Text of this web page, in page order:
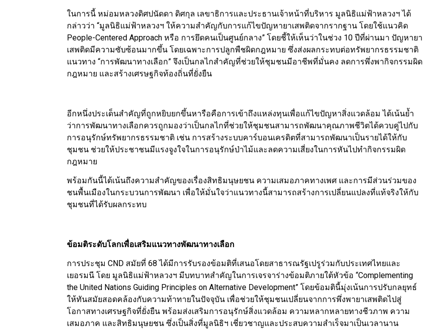
ในการนี้ หม่อมหลวงดิศปนัดดา ดิศกุล เลขาธิการและประธานเจ้าหน้าที่บริหาร มูลนิธิแม่ฟ้าหลวงฯ ได้
กล่าวว่า “มูลนิธิแม่ฟ้าหลวงฯ ให้ความสำคัญกับการแก้ไขปัญหายาเสพติดจากรากฐาน โดยใช้แนวคิด
People-Centered Approach หรือ การยึดคนเป็นศูนย์กลาง” โดยชี้ให้เห็นว่าในช่วง 10 ปีที่ผ่านมา ปัญหายา
เสพติดมีความซับซ้อนมากขึ้น โดยเฉพาะการปลูกพืชผิดกฎหมาย ซึ่งส่งผลกระทบต่อทรัพยากรธรรมชาติ
แนวทาง “การพัฒนาทางเลือก” จึงเป็นกลไกสำคัญที่ช่วยให้ชุมชนมีอาชีพที่มั่นคง ลดการพึ่งพากิจกรรมผิด
กฎหมาย และสร้างเศรษฐกิจท้องถิ่นที่ยั่งยืน
อีกหนึ่งประเด็นสำคัญที่ถูกหยิบยกขึ้นหารือคือการเข้าถึงแหล่งทุนเพื่อแก้ไขปัญหาสิ่งแวดล้อม ได้เน้นย้ำ
ว่าการพัฒนาทางเลือกควรถูกมองว่าเป็นกลไกที่ช่วยให้ชุมชนสามารถพัฒนาคุณภาพชีวิตได้ควบคู่ไปกับ
การอนุรักษ์ทรัพยากรธรรมชาติ เช่น การสร้างระบบคาร์บอนเครดิตที่สามารถพัฒนาเป็นรายได้ให้กับ
ชุมชน ช่วยให้ประชาชนมีแรงจูงใจในการอนุรักษ์ป่าไม้และลดความเสี่ยงในการหันไปทำกิจกรรมผิด
กฎหมาย
พร้อมกันนี้ได้เน้นถึงความสำคัญของเรื่องสิทธิมนุษยชน ความเสมอภาคทางเพศ และการมีส่วนร่วมของ
ชนพื้นเมืองในกระบวนการพัฒนา เพื่อให้มั่นใจว่าแนวทางนี้สามารถสร้างการเปลี่ยนแปลงที่แท้จริงให้กับ
ชุมชนที่ได้รับผลกระทบ
ข้อมติระดับโลกเพื่อเสริมแนวทางพัฒนาทางเลือก
การประชุม CND สมัยที่ 68 ได้มีการรับรองข้อมติที่เสนอโดยสาธารณรัฐเปรูร่วมกับประเทศไทยและ
เยอรมนี โดย มูลนิธิแม่ฟ้าหลวงฯ มีบทบาทสำคัญในการเจรจาร่างข้อมติภายใต้หัวข้อ “Complementing
the United Nations Guiding Principles on Alternative Development” โดยข้อมตินี้มุ่งเน้นการปรับกลยุทธ์
ให้ทันสมัยสอดคล้องกับความท้าทายในปัจจุบัน เพื่อช่วยให้ชุมชนเปลี่ยนจากการพึ่งพายาเสพติดไปสู่
โอกาสทางเศรษฐกิจที่ยั่งยืน พร้อมส่งเสริมการอนุรักษ์สิ่งแวดล้อม ความหลากหลายทางชีวภาพ ความ
เสมอภาค และสิทธิมนุษยชน ซึ่งเป็นสิ่งที่มูลนิธิฯ เชี่ยวชาญและประสบความสำเร็จมาเป็นเวลานาน